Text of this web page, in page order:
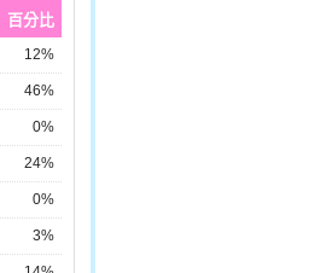
百分比
12%
46%
0%
24%
0%
3%